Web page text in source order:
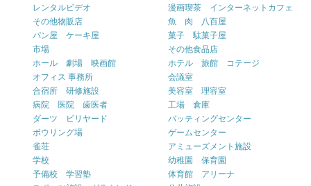
レンタルビデオ
漫画喫茶 インターネットカフェ
その他物販店
魚 肉 八百屋
パン屋 ケーキ屋
菓子 駄菓子屋
市場
その他食品店
ホール 劇場 映画館
ホテル 旅館 コテージ
オフィス 事務所
会議室
合宿所 研修施設
美容室 理容室
病院 医院 歯医者
工場 倉庫
ダーツ ビリヤード
バッティングセンター
ボウリング場
ゲームセンター
雀荘
アミューズメント施設
学校
幼稚園 保育園
予備校 学習塾
体育館 アリーナ